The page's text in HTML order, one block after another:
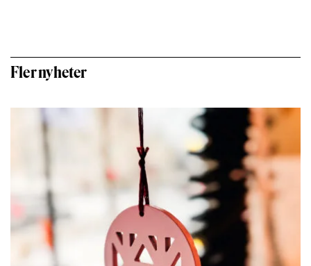
Fler nyheter